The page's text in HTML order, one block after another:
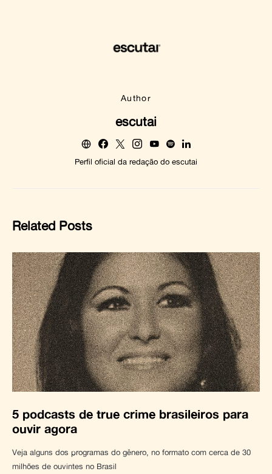
Author
escutai
Perfil oficial da redação do escutai
Related Posts
5 podcasts de true crime brasileiros para
ouvir agora
Veja alguns dos programas do gênero, no formato com cerca de 30
milhões de ouvintes no Brasil